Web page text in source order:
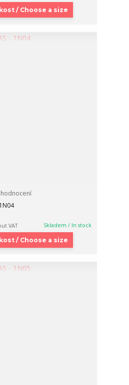
/ Choose a size
VAT Skladem / In stock
/ Choose a size